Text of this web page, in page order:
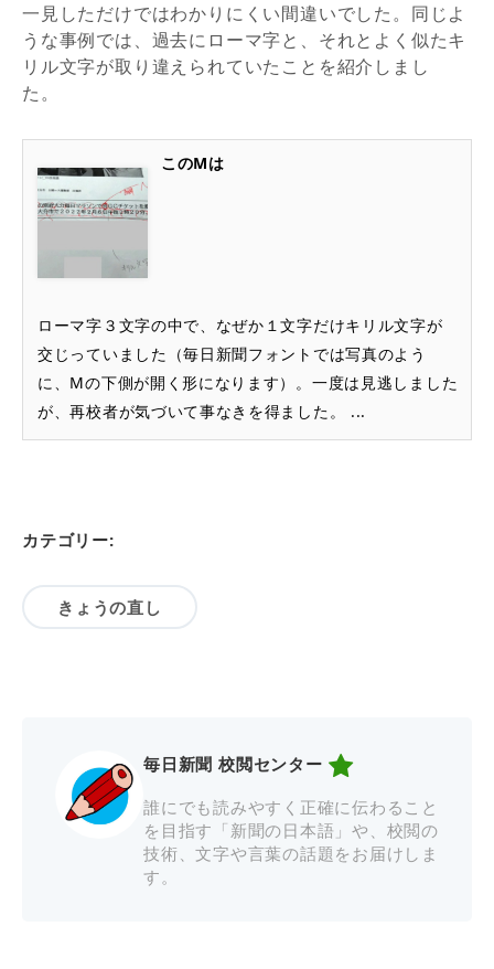
一見しただけではわかりにくい間違いでした。同じよ
うな事例では、過去にローマ字と、それとよく似たキ
リル文字が取り違えられていたことを紹介しまし
た。
このMは
ローマ字３文字の中で、なぜか１文字だけキリル文字が
交じっていました（毎日新聞フォントでは写真のよう
に、Mの下側が開く形になります）。一度は見逃しました
が、再校者が気づいて事なきを得ました。 ...
カテゴリー:
きょうの直し
毎日新聞 校閲センター
誰にでも読みやすく正確に伝わること
を目指す「新聞の日本語」や、校閲の
技術、文字や言葉の話題をお届けしま
す。